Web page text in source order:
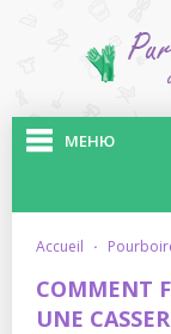
МЕНЮ
accueil ·
COMMENT
UNE